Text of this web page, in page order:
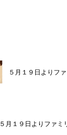
５月１９日よりフ
５月１９日よりファ